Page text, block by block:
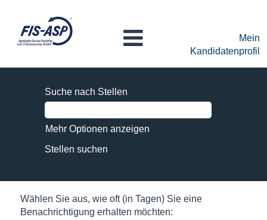
Mein
Kandidatenprofil
Suche nach Stellen
Mehr Optionen anzeigen
Wählen Sie aus, wie oft (in Tagen) Sie eine
Benachrichtigung erhalten möchten: